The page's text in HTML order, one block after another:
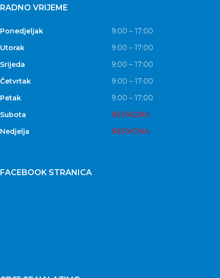
RADNO VRIJEME
Ponedjeljak
9:00 – 17:00
Utorak
9:00 – 17:00
Srijeda
9:00 – 17:00
Četvrtak
9:00 – 17:00
Petak
9:00 – 17:00
Subota
NERADNA
Nedjelja
NERADNA
FACEBOOK STRANICA